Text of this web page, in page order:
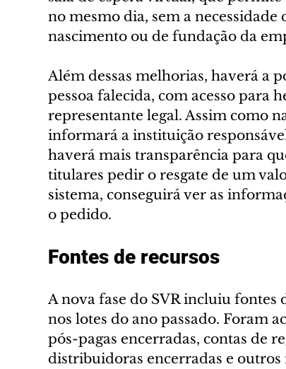
no mesmo dia, sem a
nascimento ou de fundação da
Além dessas melhorias, haverá a
pessoa falecida, com acesso para
representante legal. Assim como
informará a instituição
haverá mais transparência para
titulares pedir o resgate de um
sistema, conseguirá ver as
o pedido.
Fontes de recursos
A nova fase do SVR incluiu fontes
nos lotes do ano passado. Foram
pós-pagas encerradas, contas de
distribuidoras encerradas e